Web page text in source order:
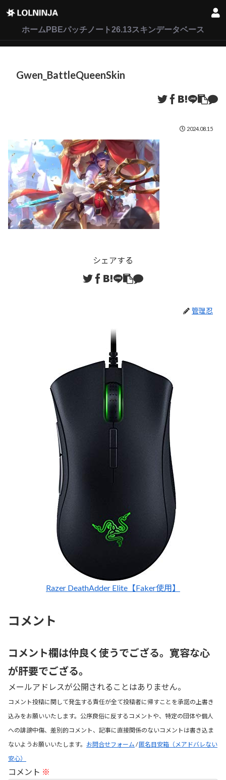
ホーム PBEパッチノート26.13スキンデータベース
Gwen_BattleQueenSkin
2024.08.15
シェアする
管理忍
Razer DeathAdder Elite【Faker使用】
コメント
コメント欄は仲良く使うでござる。寛容な心
が肝要でござる。
メールアドレスが公開されることはありません。
コメント投稿に関して発生する責任が全て投稿者に帰すことを承諾の上書き
込みをお願いいたします。公序良俗に反するコメントや、特定の団体や個人
への誹謗中傷、差別的コメント、記事に直接関係のないコメントは書き込ま
ないようお願いいたします。 お問合せフォーム /匿名目安箱（メアドバレない
安心）
コメント ※